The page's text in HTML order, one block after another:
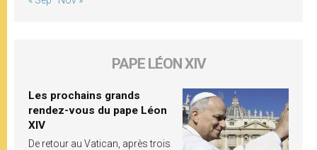
PAPE LÉON XIV
Les prochains grands
rendez-vous du pape Léon
XIV
De retour au Vatican, après trois